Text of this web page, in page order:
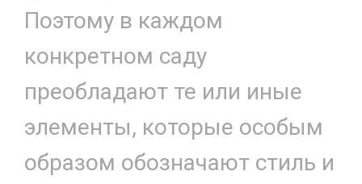
Поэтому в каждом
конкретном саду
преобладают те или иные
элементы, которые особым
образом обозначают стиль и